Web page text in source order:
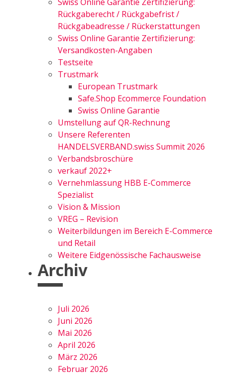
Rückgaberecht / Rückgabefrist /
Rückgabeadresse / Rückerstattungen
Swiss Online Garantie Zertifizierung:
Versandkosten-Angaben
Testseite
Trustmark
European Trustmark
Safe.Shop Ecommerce Foundation
Swiss Online Garantie
Umstellung auf QR-Rechnung
Unsere Referenten
HANDELSVERBAND.swiss Summit 2026
Verbandsbroschüre
verkauf 2022+
Vernehmlassung HBB E-Commerce
Spezialist
Vision & Mission
VREG – Revision
Weiterbildungen im Bereich E-Commerce
und Retail
Weitere Eidgenössische Fachausweise
Archiv
Juli 2026
Juni 2026
Mai 2026
April 2026
März 2026
Februar 2026